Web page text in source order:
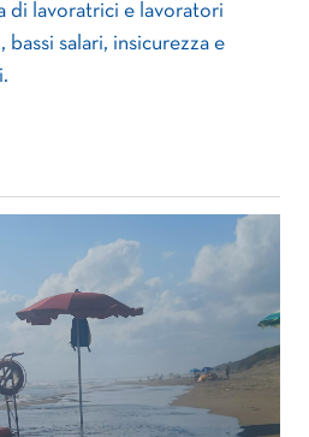
di lavoratrici e lavoratori
salari, insicurezza e